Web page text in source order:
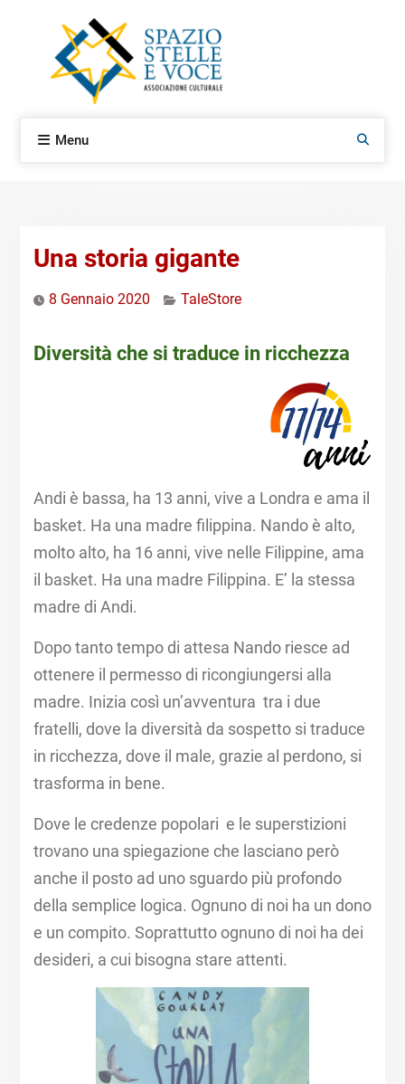
Menu Search
Una storia gigante
8 Gennaio 2020 TaleStore
Diversità che si traduce in ricchezza
Andi è bassa, ha 13 anni, vive a Londra e ama il
basket. Ha una madre filippina. Nando è alto,
molto alto, ha 16 anni, vive nelle Filippine, ama
il basket. Ha una madre Filippina. E’ la stessa
madre di Andi. ​
Dopo tanto tempo di attesa Nando riesce ad
ottenere il permesso di ricongiungersi alla
madre. Inizia così un’avventura tra i due
fratelli, dove la diversità da sospetto si traduce
in ricchezza, dove il male, grazie al perdono, si
trasforma in bene.​
Dove le credenze popolari e le superstizioni
trovano una spiegazione che lasciano però
anche il posto ad uno sguardo più profondo
della semplice logica. Ognuno di noi ha un dono
e un compito. Soprattutto ognuno di noi ha dei
desideri, a cui bisogna stare attenti.​